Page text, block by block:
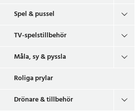
Spel & pussel
TV-spelstillbehör
Måla, sy & pyssla
Roliga prylar
Drönare & tillbehör